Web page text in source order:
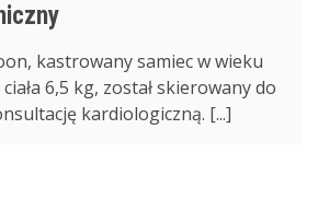
kastrowany samiec w wieku
6,5 kg, został skierowany do
kardiologiczną. [...]